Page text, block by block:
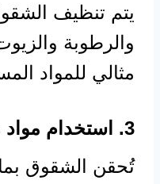
يتم تنظيف
والرطوبة
مثالي للمواد
3. استخدام مواد معالجة مرنة
تُحقن الشقوق